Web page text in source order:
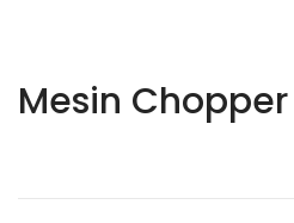
Mesin Chopper